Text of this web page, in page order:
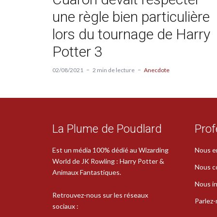
une règle bien particulière
lors du tournage de Harry
Potter 3
02/08/2021 2 min de lecture Anecdote
La Plume de Poudlard
Est un média 100% dédié au Wizarding
World de JK Rowling : Harry Potter &
Animaux Fantastiques.
Retrouvez-nous sur les réseaux
sociaux :
Nous
Nous
Nous